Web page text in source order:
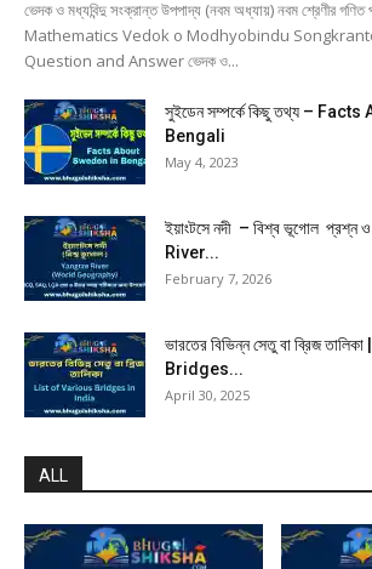
ভেদক ও মধ্যবিন্দু সংক্রান্ত উপপাদ্য (নবম অধ্যায়) নবম শ্রেণীর
Mathematics Vedok o Modhyobindu
Question and Answer ভেদক ও...
সুইডেন সম্পর্কে কিছু তথ্য –
Bengali
May 4, 2023
ইয়াংটসে নদী – বিশ্ব ভূগোল
River...
February 7, 2026
ভারতের বিভিন্ন সেতু বা ব্রিজ
Bridges...
April 30, 2025
ALL